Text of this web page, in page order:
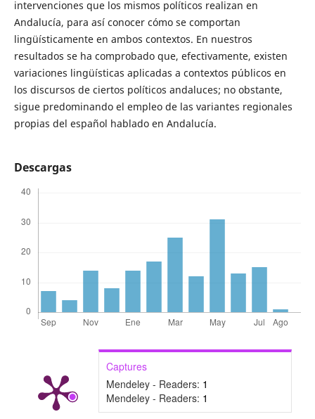
intervenciones que los mismos políticos realizan en
Andalucía, para así conocer cómo se comportan
lingüísticamente en ambos contextos. En nuestros
resultados se ha comprobado que, efectivamente, existen
variaciones lingüísticas aplicadas a contextos públicos en
los discursos de ciertos políticos andaluces; no obstante,
sigue predominando el empleo de las variantes regionales
propias del español hablado en Andalucía.
Descargas
Captures
Mendeley - Readers: 1
Mendeley - Readers: 1